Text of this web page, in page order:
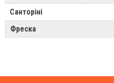
Санторіні
Фреска